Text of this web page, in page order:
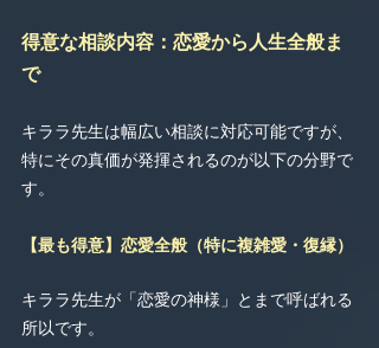
得意な相談内容：恋愛から人生全般ま
で
キララ先生は幅広い相談に対応可能ですが、
特にその真価が発揮されるのが以下の分野で
す。
【最も得意】恋愛全般（特に複雑愛・復縁）
キララ先生が「恋愛の神様」とまで呼ばれる
所以です。